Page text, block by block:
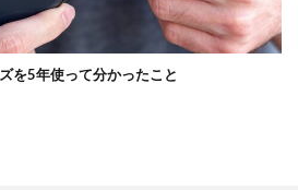
を5年使って分かったこと